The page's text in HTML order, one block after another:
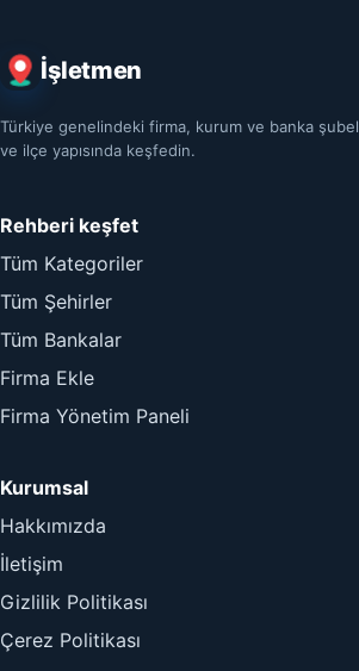
İşletmen
Türkiye genelindeki firma, kurum ve banka
ve ilçe yapısında keşfedin.
Rehberi keşfet
Tüm Kategoriler
Tüm Şehirler
Tüm Bankalar
Firma Ekle
Firma Yönetim Paneli
Kurumsal
Hakkımızda
İletişim
Gizlilik Politikası
Çerez Politikası